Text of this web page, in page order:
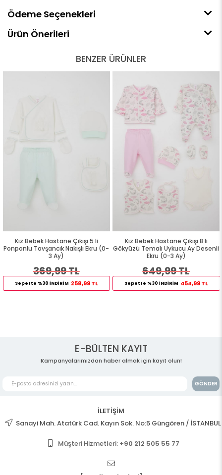
Ödeme Seçenekleri
Ürün Önerileri
BENZER ÜRÜNLER
Kız Bebek Hastane Çıkışı 5 li
Ponponlu Tavşancık Nakışlı Ekru (0-
3 Ay)
369,99 TL
Sepette %30 İNDİRİM 258,99 TL
Kız Bebek Hastane Çıkışı 8 li
Gökyüzü Temalı Uykucu Ay Desenli
Ekru (0-3 Ay)
649,99 TL
Sepette %30 İNDİRİM 454,99 TL
E-BÜLTEN KAYIT
Kampanyalarımızdan haber almak için kayıt olun!
GÖNDER
İLETİŞİM
Sanayi Mah. Atatürk Cad. Kayın Sok. No:5 Güngören / İSTANBUL
Müşteri Hizmetleri: +90 212 505 55 77